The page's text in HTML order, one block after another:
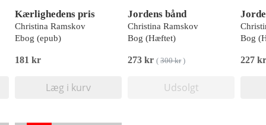
Kærlighedens pris
Christina Ramskov
Ebog (epub)
181 kr
Læg i kurv
Jordens bånd
Christina Ramskov
Bog (Hæftet)
273 kr ( 300 kr)
Udsolgt
Bog
227 kr